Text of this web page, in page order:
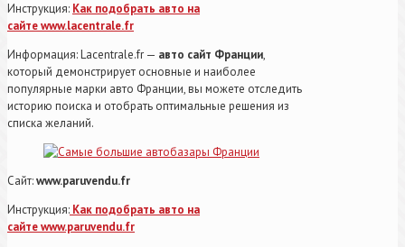
Инструкция: Как подобрать авто на
сайте www.lacentrale.fr
Информация: Lacentrale.fr — авто сайт Франции,
который демонстрирует основные и наиболее
популярные марки авто Франции, вы можете отследить
историю поиска и отобрать оптимальные решения из
списка желаний.
Сайт:www.paruvendu.fr
Инструкция: Как подобрать авто на
сайте www.paruvendu.fr